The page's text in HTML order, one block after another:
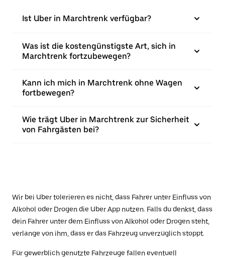
Ist Uber in Marchtrenk verfügbar?
Was ist die kostengünstigste Art, sich in
Marchtrenk fortzubewegen?
Kann ich mich in Marchtrenk ohne Wagen
fortbewegen?
Wie trägt Uber in Marchtrenk zur Sicherheit
von Fahrgästen bei?
Wir bei Uber tolerieren es nicht, dass Fahrer unter Einfluss von
Alkohol oder Drogen die Uber App nutzen. Falls du denkst, dass
dein Fahrer unter dem Einfluss von Alkohol oder Drogen steht,
verlange von ihm, dass er das Fahrzeug unverzüglich stoppt.
Für gewerblich genutzte Fahrzeuge fallen eventuell